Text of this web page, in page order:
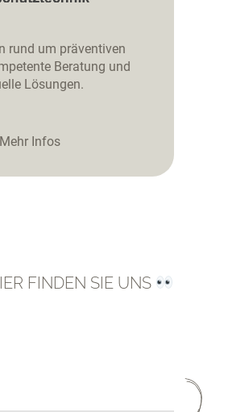
rund um präventiven
Beratung und
Lösungen.
Mehr Infos
FINDEN SIE UNS